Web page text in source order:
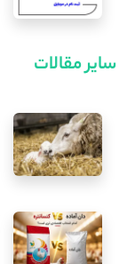
سایر مقالات